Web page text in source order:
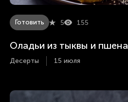
Готовить 5 155
Оладьи из тыквы и пшена
Десерты 15 июля